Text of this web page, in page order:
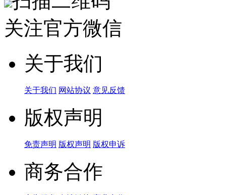
关注官方微信
关于我们
关于我们 网站协议 意见反馈
版权声明
免责声明 版权声明 版权申诉
商务合作